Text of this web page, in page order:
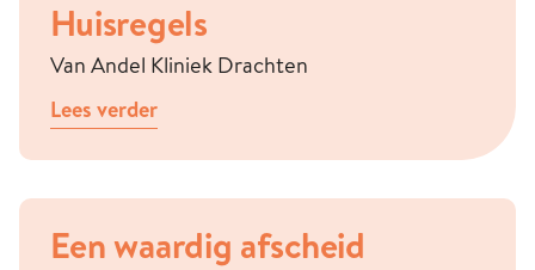
Huisregels
Van Andel Kliniek Drachten
Lees verder
Een waardig afscheid